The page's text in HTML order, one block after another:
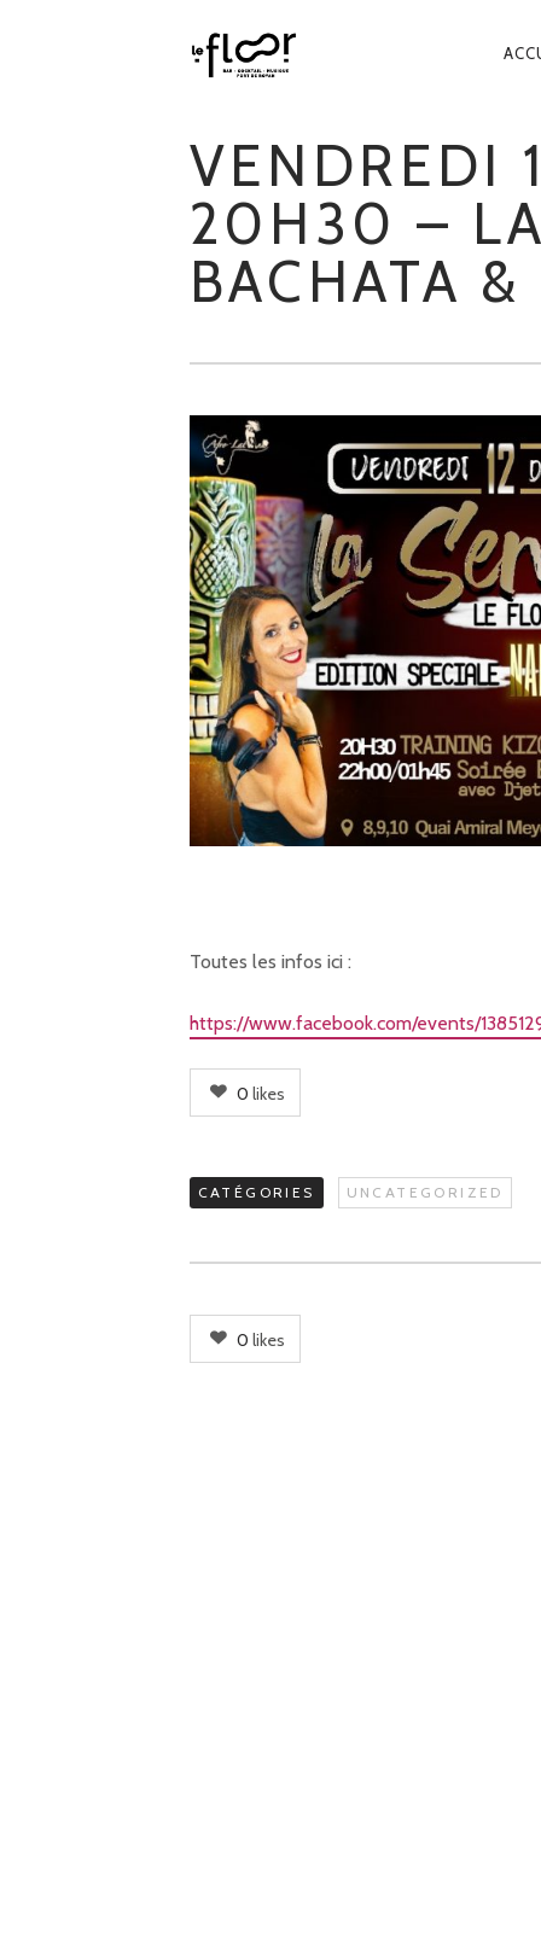
VENDREDI
20H30 –
BACHATA
Toutes les infos ici :
https://www.facebook.com/events/
0 likes
CATÉGORIES UNCATEGORIZED
0 likes